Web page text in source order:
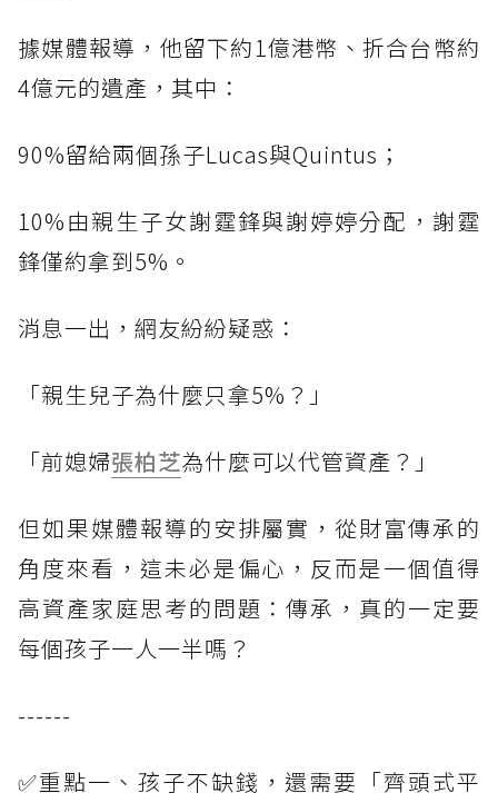
據媒體報導，他留下約1億港幣、折合台幣約
4億元的遺產，其中：
90%留給兩個孫子Lucas與Quintus；
10%由親生子女謝霆鋒與謝婷婷分配，謝霆
鋒僅約拿到5%。
消息一出，網友紛紛疑惑：
「親生兒子為什麼只拿5%？」
「前媳婦張柏芝為什麼可以代管資產？」
但如果媒體報導的安排屬實，從財富傳承的
角度來看，這未必是偏心，反而是一個值得
高資產家庭思考的問題：傳承，真的一定要
每個孩子一人一半嗎？
------
✅重點一、孩子不缺錢，還需要「齊頭式平